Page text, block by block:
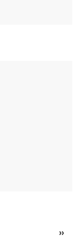
››